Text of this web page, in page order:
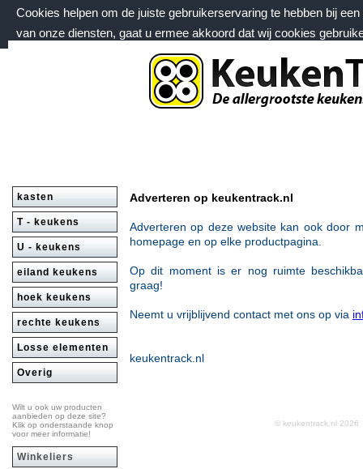
Cookies helpen om de juiste gebruikerservaring te hebben bij
van onze diensten, gaat u ermee akkoord dat wij cookies
zondag 9 augustus 2026, 02:44 uur
Welkom bij keukentrack.nl
kasten
T - keukens
U - keukens
eiland keukens
hoek keukens
rechte keukens
Losse elementen
Overig
Wilt u ook uw producten
aanbieden op deze site?
Klik op onderstaande knop
voor meer informatie!
Winkeliers
Adverteren op keukentrack.nl
Adverteren op deze website kan ook door
homepage en op elke productpagina.
Op dit moment is er nog ruimte
graag!
Neemt u vrijblijvend contact met ons op via
keukentrack.nl
© keukentrack.nl